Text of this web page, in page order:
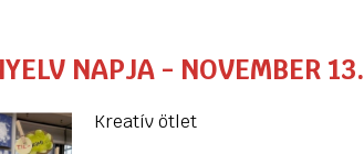
NAPJA - NOVEMBER 13.
Kreatív ötlet